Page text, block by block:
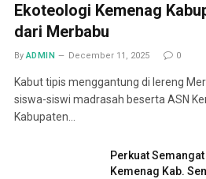
Ekoteologi Kemenag
dari Merbabu
By ADMIN December 11, 2025 0
Kabut tipis menggantung di lereng
siswa-siswi madrasah beserta ASN
Kabupaten…
Perkuat
Kemenag Kab.